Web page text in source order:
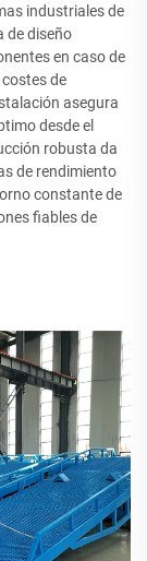
industriales de
de diseño
en caso de
de
asegura
desde el
robusta da
de rendimiento
constante de
fiables de